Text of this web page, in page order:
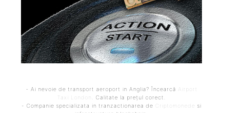
- Ai nevoie de transport aeroport in Anglia? Încearcă Airport
Taxi London . Calitate la prețul corect.
- Companie specializata in tranzactionarea de
Criptomonede
si